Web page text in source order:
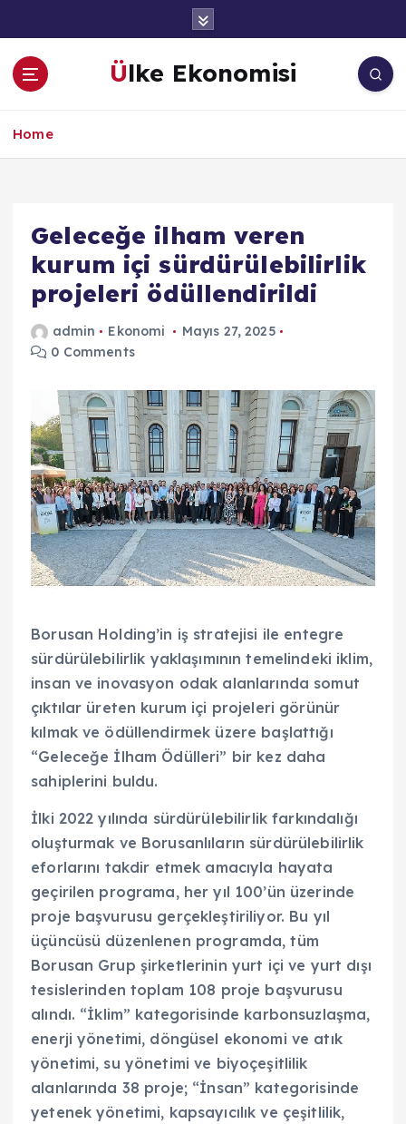
a
Ülke Ekonomisi
Home
Geleceğe ilham veren
kurum içi sürdürülebilirlik
projeleri ödüllendirildi
admin Ekonomi
Mayıs 27, 2025
0 Comments
Borusan Holding’in iş stratejisi ile entegre
sürdürülebilirlik yaklaşımının temelindeki iklim,
insan ve inovasyon odak alanlarında somut
çıktılar üreten kurum içi projeleri görünür
kılmak ve ödüllendirmek üzere başlattığı
“Geleceğe İlham Ödülleri” bir kez daha
sahiplerini buldu.
İlki 2022 yılında sürdürülebilirlik farkındalığı
oluşturmak ve Borusanlıların sürdürülebilirlik
eforlarını takdir etmek amacıyla hayata
geçirilen programa, her yıl 100’ün üzerinde
proje başvurusu gerçekleştiriliyor. Bu yıl
üçüncüsü düzenlenen programda, tüm
Borusan Grup şirketlerinin yurt içi ve yurt dışı
tesislerinden toplam 108 proje başvurusu
alındı. “İklim” kategorisinde karbonsuzlaşma,
enerji yönetimi, döngüsel ekonomi ve atık
yönetimi, su yönetimi ve biyoçeşitlilik
alanlarında 38 proje; “İnsan” kategorisinde
yetenek yönetimi, kapsayıcılık ve çeşitlilik,